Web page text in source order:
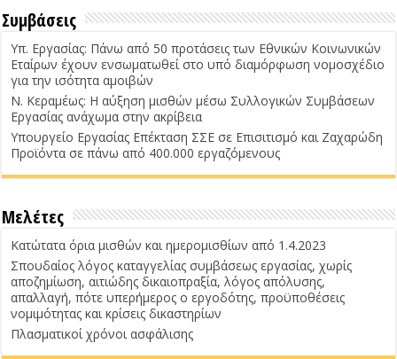
Συμβάσεις
Υπ. Εργασίας: Πάνω από 50 προτάσεις των Εθνικών Κοινωνικών
Εταίρων έχουν ενσωματωθεί στο υπό διαμόρφωση νομοσχέδιο
για την ισότητα αμοιβών
Ν. Κεραμέως: Η αύξηση μισθών μέσω Συλλογικών Συμβάσεων
Εργασίας ανάχωμα στην ακρίβεια
Υπουργείο Εργασίας Επέκταση ΣΣΕ σε Επισιτισμό και Ζαχαρώδη
Προϊόντα σε πάνω από 400.000 εργαζόμενους
Μελέτες
Κατώτατα όρια μισθών και ημερομισθίων από 1.4.2023
Σπουδαίος λόγος καταγγελίας συμβάσεως εργασίας, χωρίς
αποζημίωση, αιτιώδης δικαιοπραξία, λόγος απόλυσης,
απαλλαγή, πότε υπερήμερος ο εργοδότης, προϋποθέσεις
νομιμότητας και κρίσεις δικαστηρίων
Πλασματικοί χρόνοι ασφάλισης